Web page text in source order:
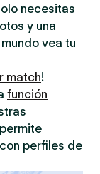
necesitas
y una
vea tu
match!
función
perfiles de